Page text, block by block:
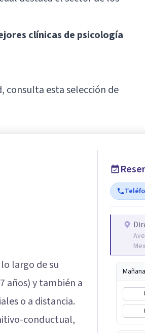
clínicas de psicología
consulta esta selección de
largo de su
años) y también a
o a distancia.
conductual,
Mañana